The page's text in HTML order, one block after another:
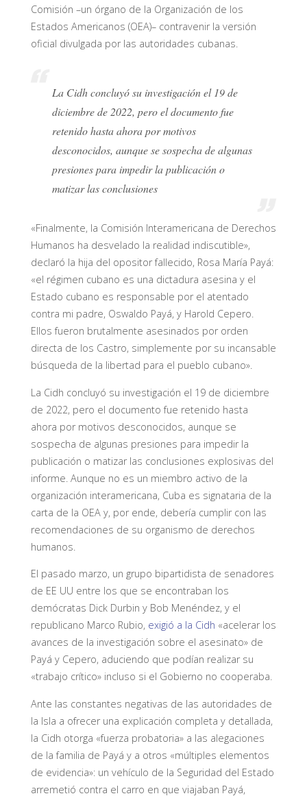
Comisión –un órgano de la Organización de los
Estados Americanos (OEA)– contravenir la versión
oficial divulgada por las autoridades cubanas.
La Cidh concluyó su investigación el 19 de
diciembre de 2022, pero el documento fue
retenido hasta ahora por motivos
desconocidos, aunque se sospecha de algunas
presiones para impedir la publicación o
matizar las conclusiones
«Finalmente, la Comisión Interamericana de Derechos
Humanos ha desvelado la realidad indiscutible»,
declaró la hija del opositor fallecido, Rosa María Payá:
«el régimen cubano es una dictadura asesina y el
Estado cubano es responsable por el atentado
contra mi padre, Oswaldo Payá, y Harold Cepero.
Ellos fueron brutalmente asesinados por orden
directa de los Castro, simplemente por su incansable
búsqueda de la libertad para el pueblo cubano».
La Cidh concluyó su investigación el 19 de diciembre
de 2022, pero el documento fue retenido hasta
ahora por motivos desconocidos, aunque se
sospecha de algunas presiones para impedir la
publicación o matizar las conclusiones explosivas del
informe. Aunque no es un miembro activo de la
organización interamericana, Cuba es signataria de la
carta de la OEA y, por ende, debería cumplir con las
recomendaciones de su organismo de derechos
humanos.
El pasado marzo, un grupo bipartidista de senadores
de EE UU entre los que se encontraban los
demócratas Dick Durbin y Bob Menéndez, y el
republicano Marco Rubio, exigió a la Cidh «acelerar los
avances de la investigación sobre el asesinato» de
Payá y Cepero, aduciendo que podían realizar su
«trabajo crítico» incluso si el Gobierno no cooperaba.
Ante las constantes negativas de las autoridades de
la Isla a ofrecer una explicación completa y detallada,
la Cidh otorga «fuerza probatoria» a las alegaciones
de la familia de Payá y a otros «múltiples elementos
de evidencia»: un vehículo de la Seguridad del Estado
arremetió contra el carro en que viajaban Payá,